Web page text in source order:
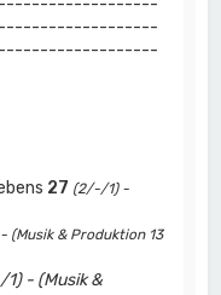
27 (2/-/1) -
(Musik & Produktion 13
- (Musik &